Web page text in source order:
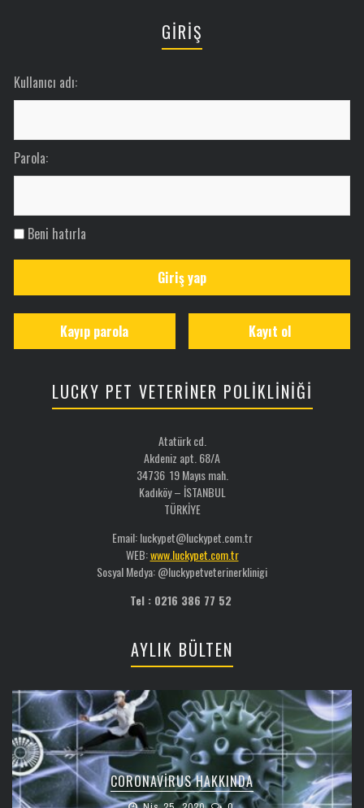
GİRİŞ
Kullanıcı adı:
Parola:
Beni hatırla
Giriş yap
Kayıt ol
Kayıp parola
LUCKY PET VETERİNER POLİKLİNİĞİ
Atatürk cd.
Akdeniz apt. 68/A
34736 19 Mayıs mah.
Kadıköy – İSTANBUL
TÜRKİYE
Email: luckypet@luckypet.com.tr
WEB:www.luckypet.com.tr
Sosyal Medya: @luckypetveterinerklinigi
Tel : 0216 386 77 52
AYLIK BÜLTEN
CORONAVIRUS HAKKINDA